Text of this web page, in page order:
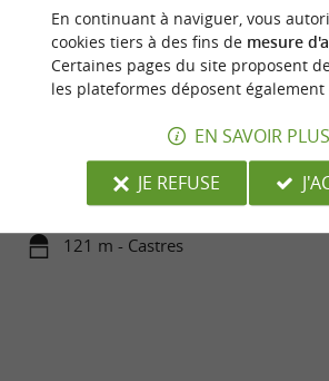
Le Musée Jean Jaurès est également un Centre
National, labellisé Musée de France. Crée en
121 m - Castres
En continuant à naviguer, vous
cookies tiers à des fins de mesure
Certaines pages du site proposent
les plateformes déposent également
EN SAVOIR PLUS
JE REFUSE